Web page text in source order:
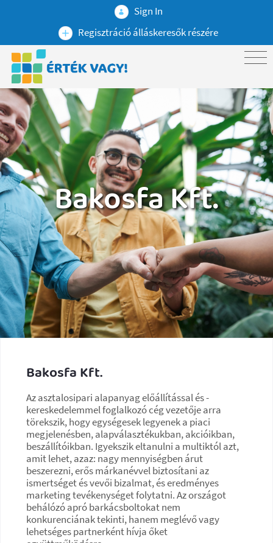
Sign In
Regisztráció álláskeresők részére
Bakosfa Kft.
Bakosfa Kft.
Az asztalosipari alapanyag előállítással és -
kereskedelemmel foglalkozó cég vezetője arra
törekszik, hogy egységesek legyenek a piaci
megjelenésben, alapválasztékukban, akcióikban,
beszállítóikban. Igyekszik eltanulni a multiktól azt,
amit lehet, azaz: nagy mennyiségben árut
beszerezni, erős márkanévvel biztosítani az
ismertséget és vevői bizalmat, és eredményes
marketing tevékenységet folytatni. Az országot
behálózó apró barkácsboltokat nem
konkurenciának tekinti, hanem meglévő vagy
lehetséges partnerként hívja őket